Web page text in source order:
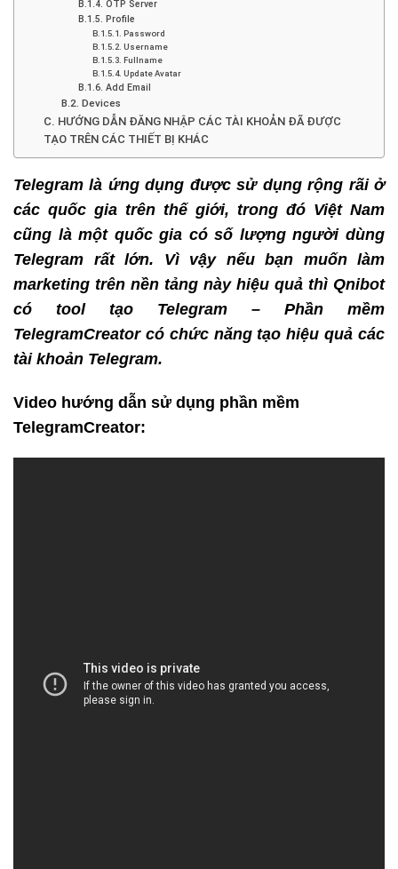
B.1.4. OTP Server
B.1.5. Profile
B.1.5.1. Password
B.1.5.2. Username
B.1.5.3. Fullname
B.1.5.4. Update Avatar
B.1.6. Add Email
B.2. Devices
C. HƯỚNG DẪN ĐĂNG NHẬP CÁC TÀI KHOẢN ĐÃ ĐƯỢC
TẠO TRÊN CÁC THIẾT BỊ KHÁC
Telegram là ứng dụng được sử dụng rộng rãi ở
các quốc gia trên thế giới, trong đó Việt Nam
cũng là một quốc gia có số lượng người dùng
Telegram rất lớn. Vì vậy nếu bạn muốn làm
marketing trên nền tảng này hiệu quả thì Qnibot
có tool tạo Telegram – Phần mềm
TelegramCreator có chức năng tạo hiệu quả các
tài khoản Telegram.
Video hướng dẫn sử dụng phần mềm
TelegramCreator: